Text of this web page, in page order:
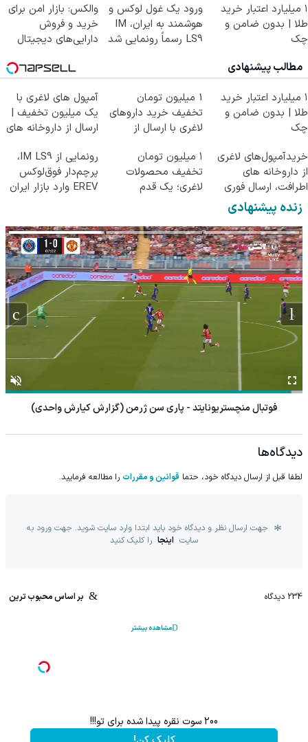
۱ میلیارد اعتبار خرید
طلا | بدون ضامن و
چک
ورود یک غول لوکس و
هوشمند به ایران، IM
LS9 رسماً رونمایی شد
والکس: بازار امن برای
خرید و فروش
دارایی‌های دیجیتال
مطالب پیشنهادی
۱ میلیارد اعتبار خرید
طلا | بدون ضامن و
چک
1 میلیون تومان
تخفیف خرید داروهای
لاغری با ارسال از
آمپول های لاغری با
یک میلیون تخفیف |
ارسال از داروخانه های
خریدآمپول‌های لاغری
از داروخانه های
اطرافت، ارسال فوری
همراه با پک یخ!
۱ میلیون تومان
تخفیف محصولات
لاغری؛ یک قدم
رونمایی از IM LS9،
پرچم‌دار فوق‌لوکس
EREV وارد بازار ایران
زنده پیشنهادی
موتو جی پی بریتانیا - مسابقه سرعتی
دیدگاه‌ها
لطفا قبل از ارسال دیدگاه خود، حتما قوانین و مقررات را مطالعه فرمایید.
جهت ارسال نظر و دیدگاه خود باید ابتدا وارد سایت شوید. جهت ورود به
سایت اینجا را کلیک کنید
234 دیدگاه بر اساس محبوب ترین
مشاهده بیشتر
این پک تقویت موی جلبک رسانه ای شد (کلیک جهت اطلاعات بیشتر)